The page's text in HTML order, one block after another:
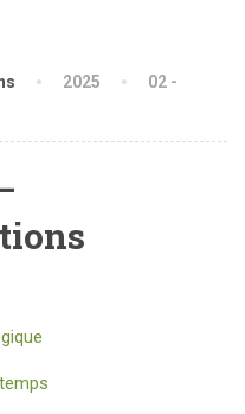
2025
02 -